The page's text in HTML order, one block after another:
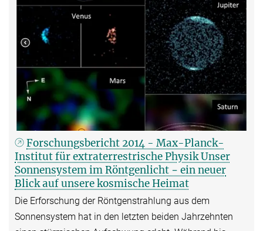
Forschungsbericht 2014 - Max-Planck-
Institut für extraterrestrische Physik Unser
Sonnensystem im Röntgenlicht − ein neuer
Blick auf unsere kosmische Heimat
Die Erforschung der Röntgenstrahlung aus dem
Sonnensystem hat in den letzten beiden Jahrzehnten